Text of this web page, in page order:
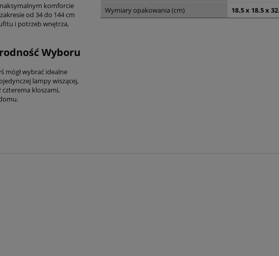
komforcie
od 34 do 144 cm
i potrzeb wnętrza,
Wyboru
mógł wybrać idealne
lampy wiszącej,
kloszami,
Wymiary opakowania (cm)
18.5 x 18.5 x